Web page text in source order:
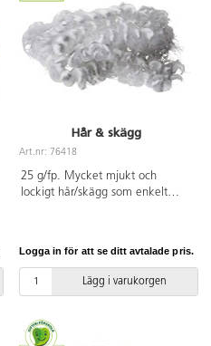
Hår & skägg
Art.nr: 76418
25 g/fp. Mycket mjukt och
lockigt hår/skägg som enkelt
Logga in för att se ditt avtalade pris.
Lägg i varukorgen